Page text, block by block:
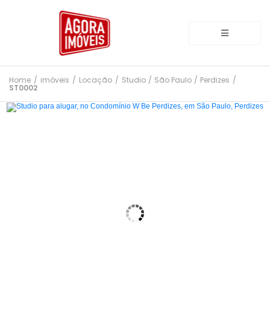
Home / imóveis / Locação / Studio / São Paulo / Perdizes /
ST0002